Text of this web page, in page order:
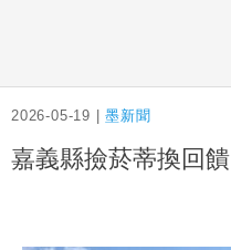
2026-05-19 |墨新聞
嘉義縣撿菸蒂換回